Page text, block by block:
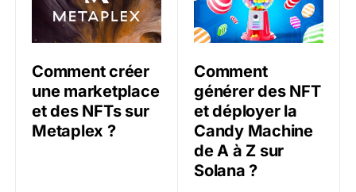
Comment créer
une marketplace
et des NFTs sur
Metaplex ?
Comment
générer des NFT
et déployer la
Candy Machine
de A à Z sur
Solana ?